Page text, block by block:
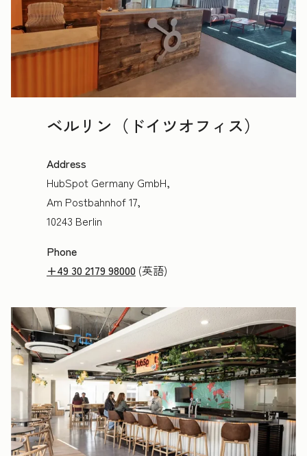
ベルリン（ドイツオフィス）
Address
HubSpot Germany GmbH,
Am Postbahnhof 17,
10243 Berlin
Phone
+49 30 2179 98000 (英語)